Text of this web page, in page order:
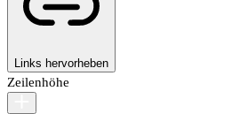
Links hervorheben
Zeilenhöhe